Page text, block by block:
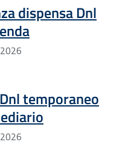
dispensa Dnl
786.53 kB
temporaneo
414.70 kB